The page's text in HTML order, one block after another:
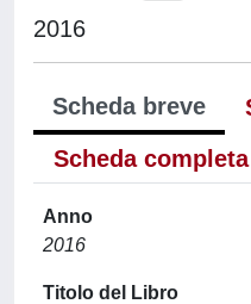
2016
Scheda breve
Scheda completa
Anno
2016
Titolo del Libro